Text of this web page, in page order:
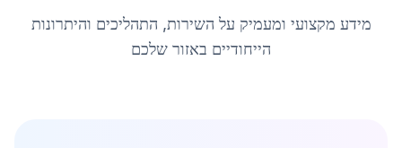
מידע מקצועי ומעמיק על השירות, התהליכים והיתרונות
הייחודיים באזור שלכם